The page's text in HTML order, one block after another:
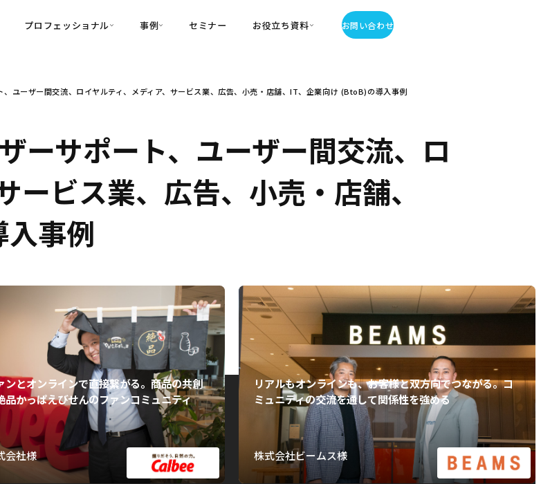
育成
・Commune Navigator
基盤
（旧：
革を支援
Work
プロフェッショナル
・Customer-Led Growth
事例
導入事例
セミナー お役立ち資料
・お役立ち資料
お問い合わせ
ユーザー間交流、ロイヤルティ、メディア、サービス業、広告、小売・店舗、IT、企業向け (BtoB)の導入事例
ーサポート、ユーザー間交流、ロ
ービス業、広告、小売・店舗、
事例
ンとオンラインで直接繋がる。商品の共創
品かっぱえびせんのファンコミュニティ
会社様
リアルもオンラインも、お客様と双方向でつながる。コ
ミュニティの交流を通して関係性を強める
株式会社ビームス様